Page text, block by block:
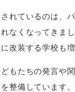
れているのは、
なくなってきま
改装する学校も
もたちの発言や
整備しています。